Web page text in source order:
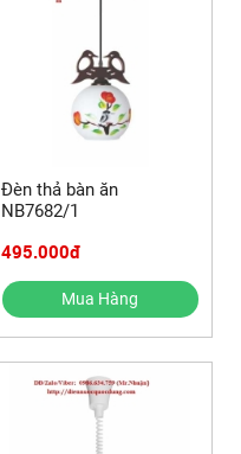
Đèn thả bàn ăn
NB7682/1
495.000đ
Mua Hàng